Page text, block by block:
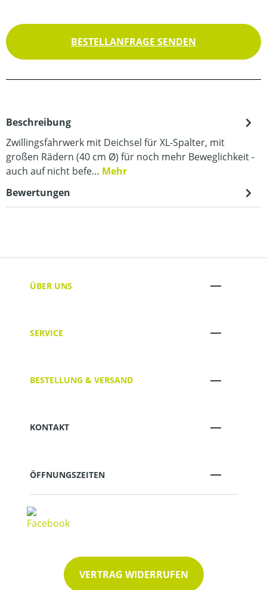
BESTELLANFRAGE SENDEN
Beschreibung
Zwillingsfahrwerk mit Deichsel für XL-Spalter, mit
großen Rädern (40 cm Ø) für noch mehr Beweglichkeit -
auch auf nicht befe… Mehr
Bewertungen
ÜBER UNS
SERVICE
BESTELLUNG & VERSAND
KONTAKT
ÖFFNUNGSZEITEN
VERTRAG WIDERRUFEN